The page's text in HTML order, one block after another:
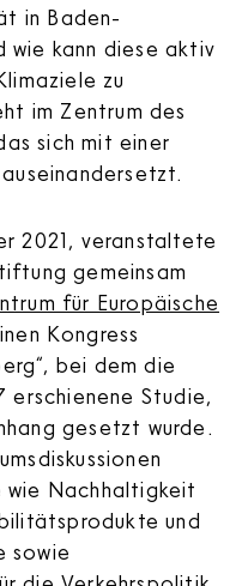
in Baden-
wie kann diese aktiv
zu
im Zentrum des
sich mit einer
2021, veranstaltete
gemeinsam
für Europäische
Kongress
bei dem die
erschienene Studie,
gesetzt wurde.
wie Nachhaltigkeit
und
sowie